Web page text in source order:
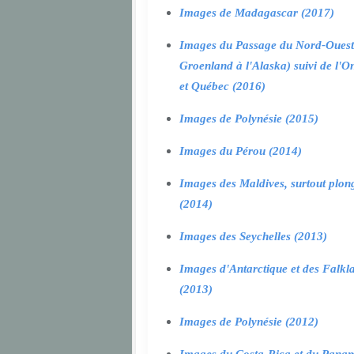
Images de Madagascar (2017)
Images du Passage du Nord-
Groenland à l'Alaska) suivi de
et Québec (2016)
Images de Polynésie (2015)
Images du Pérou (2014)
Images des Maldives, surtout
(2014)
Images des Seychelles (2013)
Images d'Antarctique et des
(2013)
Images de Polynésie (2012)